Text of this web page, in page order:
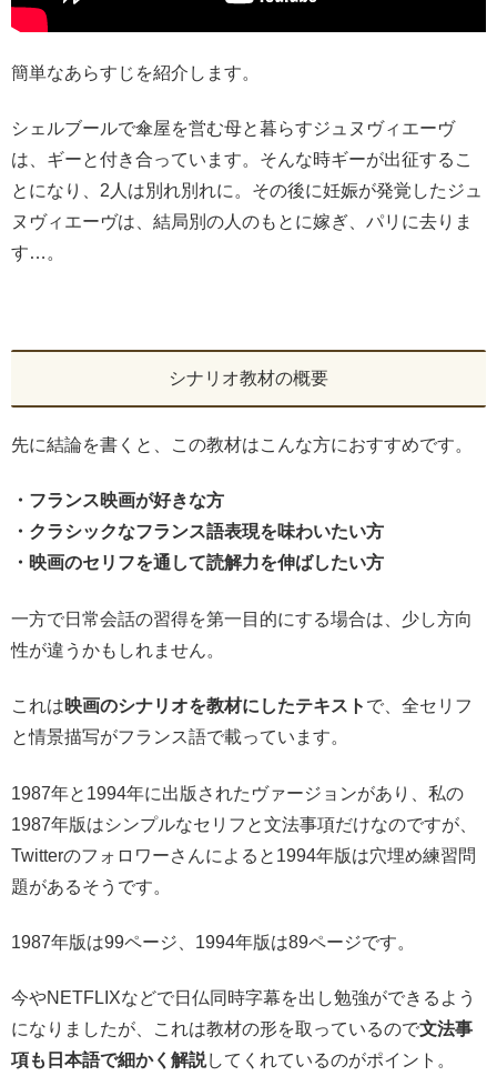
簡単なあらすじを紹介します。
シェルブールで傘屋を営む母と暮らすジュヌヴィエーヴ
は、ギーと付き合っています。そんな時ギーが出征するこ
とになり、2人は別れ別れに。その後に妊娠が発覚したジュ
ヌヴィエーヴは、結局別の人のもとに嫁ぎ、パリに去りま
す…。
シナリオ教材の概要
先に結論を書くと、この教材はこんな方におすすめです。
・フランス映画が好きな方
・クラシックなフランス語表現を味わいたい方
・映画のセリフを通して読解力を伸ばしたい方
一方で日常会話の習得を第一目的にする場合は、少し方向
性が違うかもしれません。
これは映画のシナリオを教材にしたテキスト で、全セリフ
と情景描写がフランス語で載っています。
1987年と1994年に出版されたヴァージョンがあり、私の
1987年版はシンプルなセリフと文法事項だけなのですが、
Twitterのフォロワーさんによると1994年版は穴埋め練習問
題があるそうです。
1987年版は99ページ、1994年版は89ページです。
今やNETFLIXなどで日仏同時字幕を出し勉強ができるよう
になりましたが、これは教材の形を取っているので文法事
項も日本語で細かく解説してくれているのがポイント。